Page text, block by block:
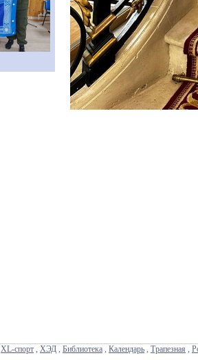
XL-спорт , ХЭД , Библиотека , Календарь , Трапезная ,